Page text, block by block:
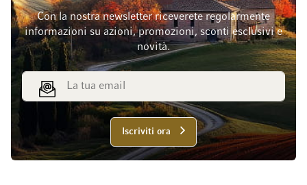
Con la nostra newsletter riceverete regolarmente
informazioni su azioni, promozioni, sconti esclusivi e
novità.
Indirizzo email
Iscriviti ora